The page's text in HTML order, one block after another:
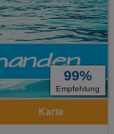
99%
Empfehlung
Karte